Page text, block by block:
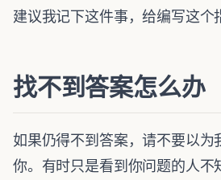
建议我记下这件事，给编写这个
找不到答案怎么办
如果仍得不到答案，请不要以为
你。有时只是看到你问题的人不